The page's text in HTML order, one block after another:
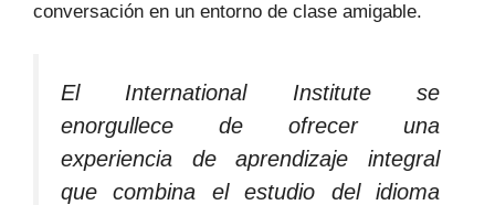
conversación en un entorno de clase amigable.
El International Institute se
enorgullece de ofrecer una
experiencia de aprendizaje integral
que combina el estudio del idioma